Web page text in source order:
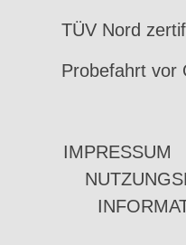
TÜV Nord
Probefahrt vor
IMPRESSUM